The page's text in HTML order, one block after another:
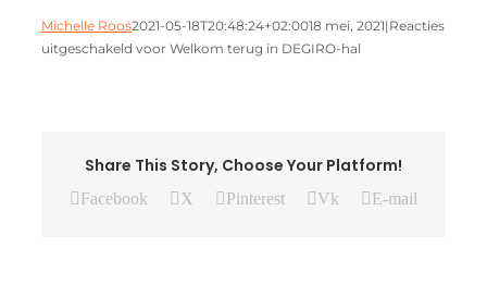
Michelle Roos2021-05-18T20:48:24+02:0018 mei, 2021|Reacties
uitgeschakeld voor Welkom terug in DEGIRO-hal
Share This Story, Choose Your Platform!
Facebook X Pinterest Vk E-mail